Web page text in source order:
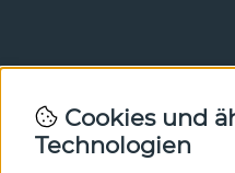
Newsletter
In unserem Newsletter
Cookies und
Technologien